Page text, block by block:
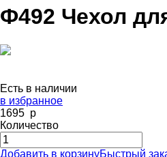
Ф492 Чехол
Есть в наличии
в избранное
1695 p
Количество
Добавить в корзинуБыстрый